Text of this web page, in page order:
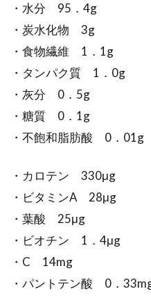
うどな
冬が終わ
パスタと
・水分 95．4g
・炭水化物 3g
・食物繊維 1．1g
・タンパク質 1．0g
・灰分 0．5g
・糖質 0．1g
・不飽和脂肪酸 0．01g
・カロテン 330μg
・ビタミンA 28μg
・葉酸 25μg
・ビオチン 1．4μg
・C 14mg
・パントテン酸 0．